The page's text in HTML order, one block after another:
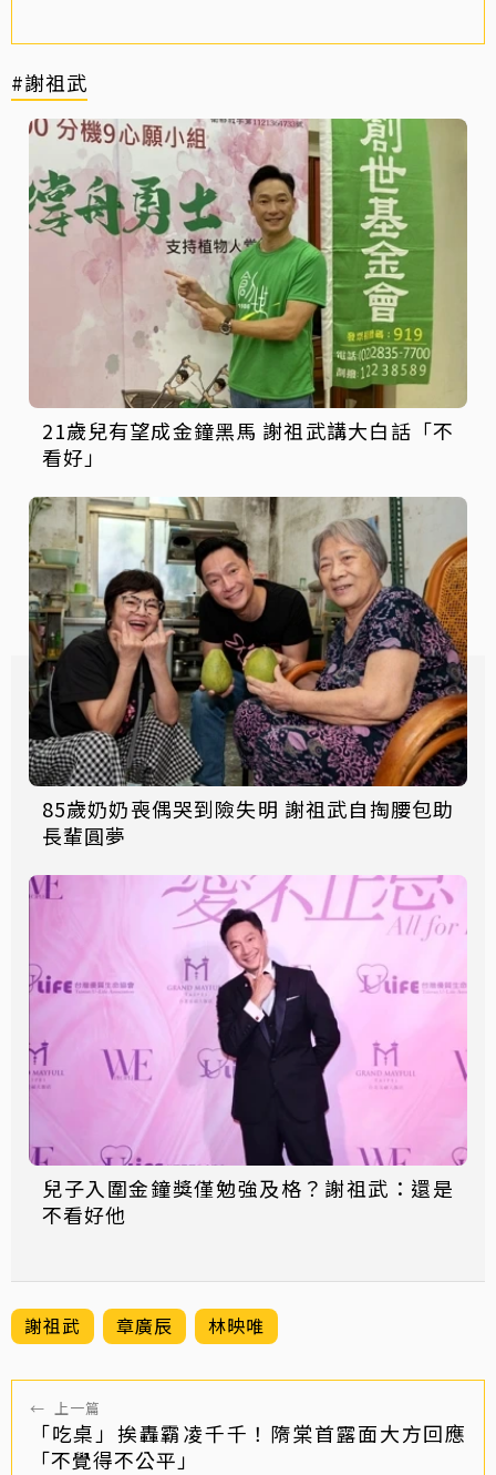
#謝祖武
21歲兒有望成金鐘黑馬 謝祖武講大白話「不
看好」
85歲奶奶喪偶哭到險失明 謝祖武自掏腰包助
長輩圓夢
兒子入圍金鐘獎僅勉強及格？謝祖武：還是
不看好他
謝祖武 章廣辰 林映唯
← 上一篇
「吃桌」挨轟霸凌千千！隋棠首露面大方回應
「不覺得不公平」